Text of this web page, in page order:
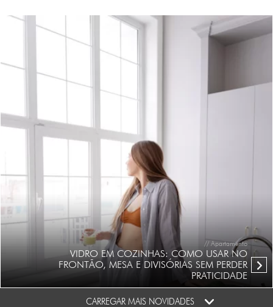
// Apartamento
VIDRO EM COZINHAS: COMO USAR NO
FRONTÃO, MESA E DIVISÓRIAS SEM PERDER
PRATICIDADE
CARREGAR MAIS NOVIDADES